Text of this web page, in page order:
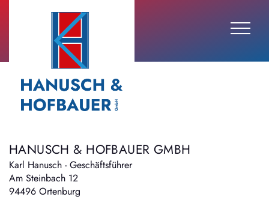
HANUSCH & HOFBAUER GMBH
Karl Hanusch - Geschäftsführer
Am Steinbach 12
94496 Ortenburg